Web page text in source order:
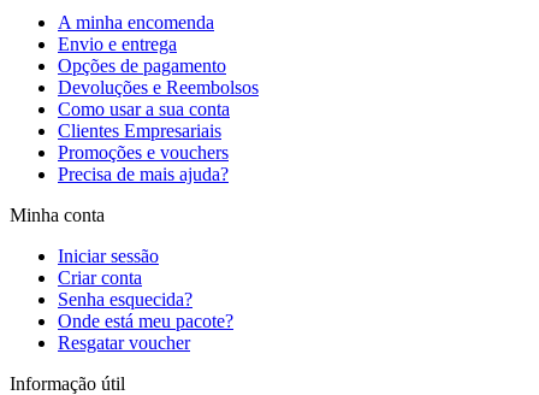
A minha encomenda
Envio e entrega
Opções de pagamento
Devoluções e Reembolsos
Como usar a sua conta
Clientes Empresariais
Promoções e vouchers
Precisa de mais ajuda?
Minha conta
Iniciar sessão
Criar conta
Senha esquecida?
Onde está meu pacote?
Resgatar voucher
Informação útil